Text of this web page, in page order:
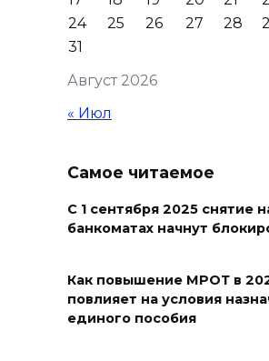
В Ростовской области
трудовых мигрантов
планируют поднять до
07 августа 2026 10:18
Вместе 70 лет: в
районе супруги
07 августа 2026 10:17
Август 2026
24
25 26 27 28
31
« Июл
Самое читаемое
С 1 сентября 2025 снятие
банкоматах начнут
Как повышение МРОТ в
повлияет на условия
единого пособия